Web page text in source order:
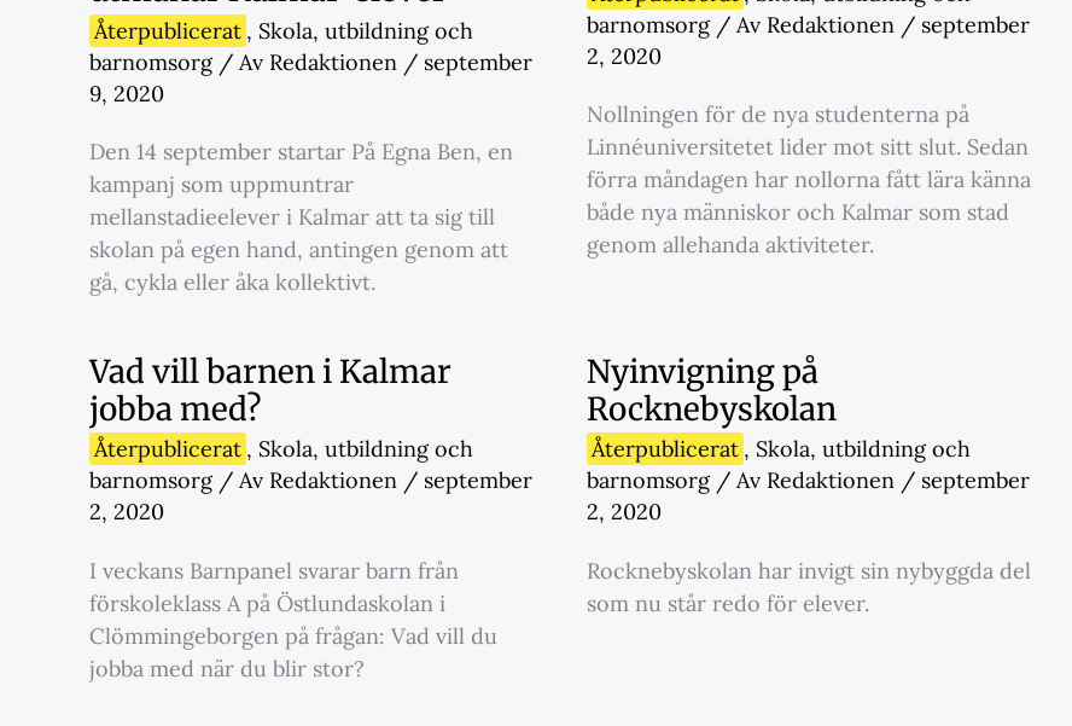
Återpublicerat , Skola, utbildning och
barnomsorg/ Av Redaktionen / september
9, 2020
Den 14 september startar På Egna Ben, en
kampanj som uppmuntrar
mellanstadieelever i Kalmar att ta sig till
skolan på egen hand, antingen genom att
gå, cykla eller åka kollektivt.
barnomsorg/ Av Redaktionen / september
2, 2020
Nollningen för de nya studenterna på
Linnéuniversitetet lider mot sitt slut. Sedan
förra måndagen har nollorna fått lära känna
både nya människor och Kalmar som stad
genom allehanda aktiviteter.
Vad vill barnen i Kalmar
jobba med?
Återpublicerat , Skola, utbildning och
barnomsorg/ Av Redaktionen / september
2, 2020
I veckans Barnpanel svarar barn från
förskoleklass A på Östlundaskolan i
Clömmingeborgen på frågan: Vad vill du
jobba med när du blir stor?
Nyinvigning på
Rocknebyskolan
Återpublicerat , Skola, utbildning och
barnomsorg/ Av Redaktionen / september
2, 2020
Rocknebyskolan har invigt sin nybyggda del
som nu står redo för elever.